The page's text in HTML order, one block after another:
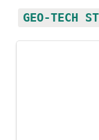
GEO-TECH